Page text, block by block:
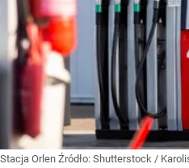
Stacja Orlen Źródło: Shutterstock /